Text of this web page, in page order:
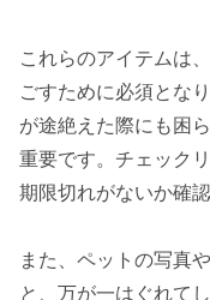
これらのアイテムは
ごすために必須とな
が途絶えた際にも困
重要です。チェック
期限切れがないか確
また、ペットの写真
と、万が一はぐれて